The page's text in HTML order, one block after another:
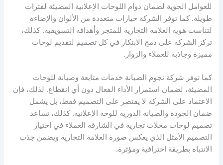
للعوامل الجوية لضمان دوام اللوحات الإعلانية المضيئة لفترات
طويلة. كما توفر الشركة خيارات متعددة من الألوان والإضاءة
لتناسب هوية العلامة التجارية للمتجر وأهدافه التسويقية. كذلك،
تركز الشركة على دمج الابتكار في كل تصميم لتقديم لوحات
مميزة وجاذبة للعملاء والزوار.
كما توفر شركة نجوم الصيانة خدمات متابعة وصيانة للوحات
المضيئة، لضمان استمرار الأداء الفعال دون أي انقطاع. لذلك، فإن
الاعتماد على الشركة لا يقتصر على التصميم فقط، بل يشمل
ضمان الجودة والصيانة الدورية للوحة الإعلانية. كذلك، تساعد
تصميم لوحات محلات تجارية في الشارقة العملاء في اختيار
التصميم الأمثل الذي يعكس صورة العلامة التجارية ويضمن جذب
الانتباه بطريقة احترافية ومؤثرة.